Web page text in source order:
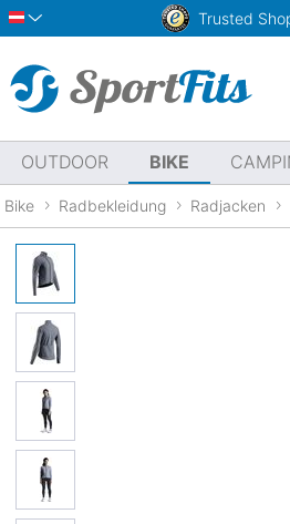
Österreich Trusted
OUTDOOR BIKE
Bike Radbekleidung Radjacken